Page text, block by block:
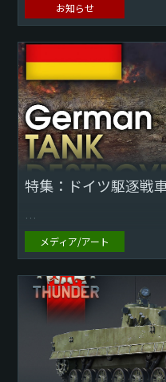
Download
3840x2160
ティーガーは現代の攻撃
お知らせ
特集：ドイツ駆逐戦
今回は、ドイツ技術ツリー
る、異なる2種類の駆逐戦
車と・・・戦車と非常に良
メディア/アート